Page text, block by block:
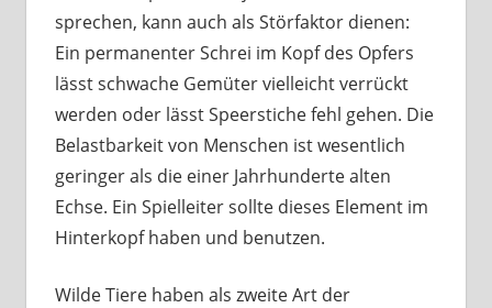
sprechen, kann auch als Störfaktor dienen:
Ein permanenter Schrei im Kopf des Opfers
lässt schwache Gemüter vielleicht verrückt
werden oder lässt Speerstiche fehl gehen. Die
Belastbarkeit von Menschen ist wesentlich
geringer als die einer Jahrhunderte alten
Echse. Ein Spielleiter sollte dieses Element im
Hinterkopf haben und benutzen.
Wilde Tiere haben als zweite Art der